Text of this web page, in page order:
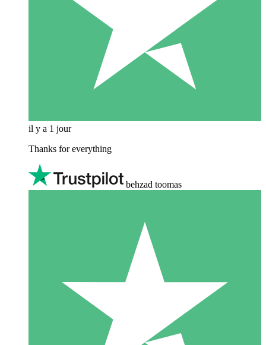
il y a 1 jour
Thanks for everything
behzad toomas